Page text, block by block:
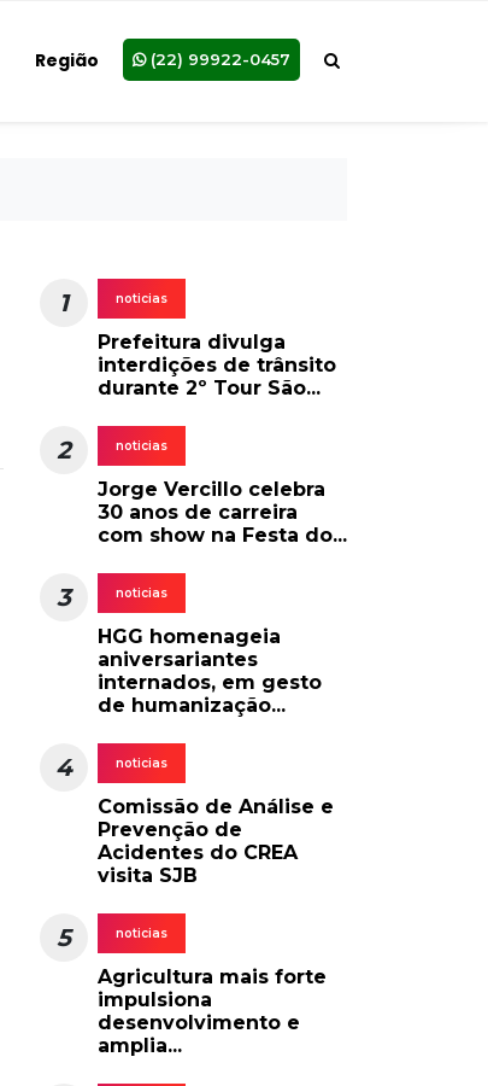
Região (22) 99922-0457
1 noticias
Prefeitura divulga
interdições de trânsito
durante 2º Tour São...
2 noticias
Jorge Vercillo celebra
30 anos de carreira
com show na Festa do...
3 noticias
HGG homenageia
aniversariantes
internados, em gesto
de humanização...
4 noticias
Comissão de Análise e
Prevenção de
Acidentes do CREA
visita SJB
5 noticias
Agricultura mais forte
impulsiona
desenvolvimento e
amplia...